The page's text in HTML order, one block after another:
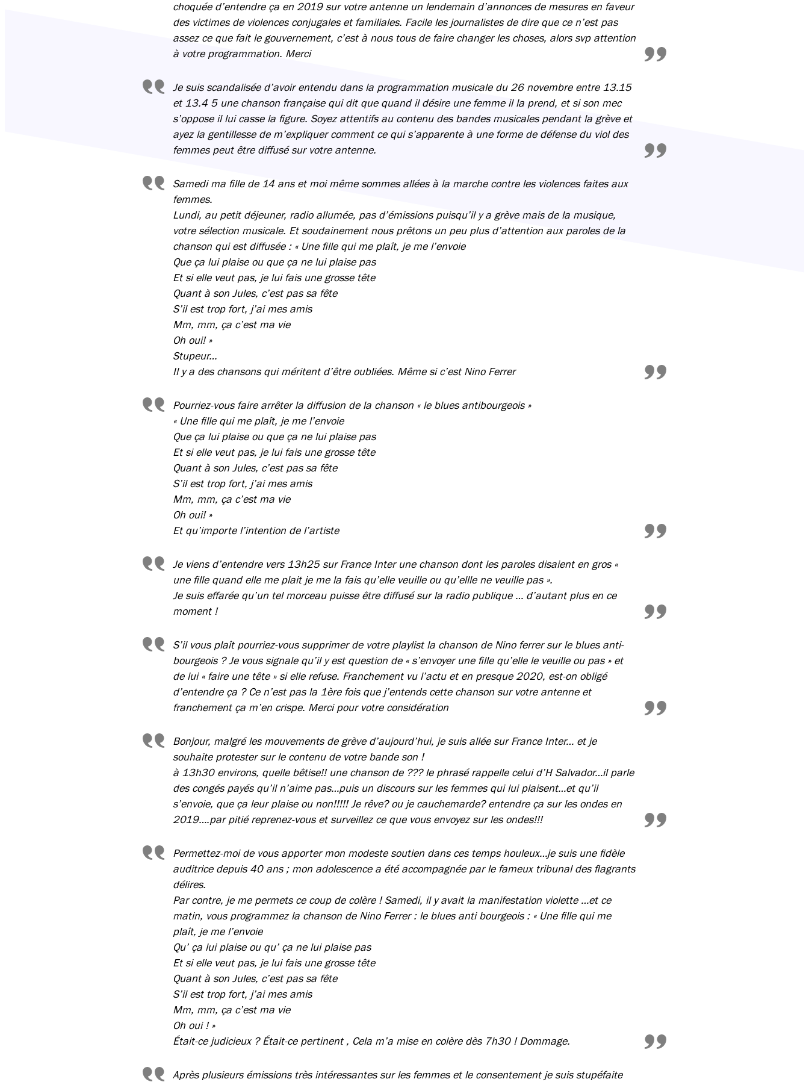
choquée d’entendre ça en 2019 sur votre antenne un lendemain d’annonces de mesures en faveur
des victimes de violences conjugales et familiales. Facile les journalistes de dire que ce n’est pas
assez ce que fait le gouvernement, c’est à nous tous de faire changer les choses, alors svp attention
à votre programmation. Merci
Je suis scandalisée d’avoir entendu dans la programmation musicale du 26 novembre entre 13.15
et 13.4 5 une chanson française qui dit que quand il désire une femme il la prend, et si son mec
s’oppose il lui casse la figure. Soyez attentifs au contenu des bandes musicales pendant la grève et
ayez la gentillesse de m’expliquer comment ce qui s’apparente à une forme de défense du viol des
femmes peut être diffusé sur votre antenne.
Samedi ma fille de 14 ans et moi même sommes allées à la marche contre les violences faites aux
femmes.
Lundi, au petit déjeuner, radio allumée, pas d’émissions puisqu’il y a grève mais de la musique,
votre sélection musicale. Et soudainement nous prêtons un peu plus d’attention aux paroles de la
chanson qui est diffusée : « Une fille qui me plaît, je me l’envoie
Que ça lui plaise ou que ça ne lui plaise pas
Et si elle veut pas, je lui fais une grosse tête
Quant à son Jules, c’est pas sa fête
S’il est trop fort, j’ai mes amis
Mm, mm, ça c’est ma vie
Oh oui! »
Stupeur…
Il y a des chansons qui méritent d’être oubliées. Même si c’est Nino Ferrer
Pourriez-vous faire arrêter la diffusion de la chanson « le blues antibourgeois »
« Une fille qui me plaît, je me l’envoie
Que ça lui plaise ou que ça ne lui plaise pas
Et si elle veut pas, je lui fais une grosse tête
Quant à son Jules, c’est pas sa fête
S’il est trop fort, j’ai mes amis
Mm, mm, ça c’est ma vie
Oh oui! »
Et qu’importe l’intention de l’artiste
Je viens d’entendre vers 13h25 sur France Inter une chanson dont les paroles disaient en gros «
une fille quand elle me plait je me la fais qu’elle veuille ou qu’ellle ne veuille pas ».
Je suis effarée qu’un tel morceau puisse être diffusé sur la radio publique … d’autant plus en ce
moment !
S’il vous plaît pourriez-vous supprimer de votre playlist la chanson de Nino ferrer sur le blues anti-
bourgeois ? Je vous signale qu’il y est question de « s’envoyer une fille qu’elle le veuille ou pas » et
de lui « faire une tête » si elle refuse. Franchement vu l’actu et en presque 2020, est-on obligé
d’entendre ça ? Ce n’est pas la 1ère fois que j’entends cette chanson sur votre antenne et
franchement ça m’en crispe. Merci pour votre considération
Bonjour, malgré les mouvements de grève d’aujourd’hui, je suis allée sur France Inter… et je
souhaite protester sur le contenu de votre bande son !
à 13h30 environs, quelle bêtise!! une chanson de ??? le phrasé rappelle celui d’H Salvador…il parle
des congés payés qu’il n’aime pas…puis un discours sur les femmes qui lui plaisent…et qu’il
s’envoie, que ça leur plaise ou non!!!!! Je rêve? ou je cauchemarde? entendre ça sur les ondes en
2019….par pitié reprenez-vous et surveillez ce que vous envoyez sur les ondes!!!
Permettez-moi de vous apporter mon modeste soutien dans ces temps houleux…je suis une fidèle
auditrice depuis 40 ans ; mon adolescence a été accompagnée par le fameux tribunal des flagrants
délires.
Par contre, je me permets ce coup de colère ! Samedi, il y avait la manifestation violette …et ce
matin, vous programmez la chanson de Nino Ferrer : le blues anti bourgeois : « Une fille qui me
plaît, je me l’envoie
Qu’ ça lui plaise ou qu’ ça ne lui plaise pas
Et si elle veut pas, je lui fais une grosse tête
Quant à son Jules, c’est pas sa fête
S’il est trop fort, j’ai mes amis
Mm, mm, ça c’est ma vie
Oh oui ! »
Était-ce judicieux ? Était-ce pertinent , Cela m’a mise en colère dès 7h30 ! Dommage.
Après plusieurs émissions très intéressantes sur les femmes et le consentement je suis stupéfaite